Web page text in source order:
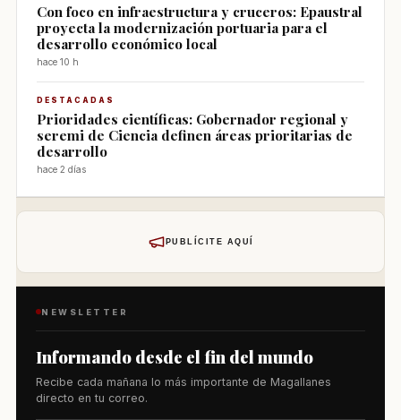
Con foco en infraestructura y cruceros: Epaustral
proyecta la modernización portuaria para el
desarrollo económico local
hace 10 h
DESTACADAS
Prioridades científicas: Gobernador regional y
seremi de Ciencia definen áreas prioritarias de
desarrollo
hace 2 días
PUBLÍCITE AQUÍ
NEWSLETTER
Informando desde el fin del mundo
Recibe cada mañana lo más importante de Magallanes
directo en tu correo.